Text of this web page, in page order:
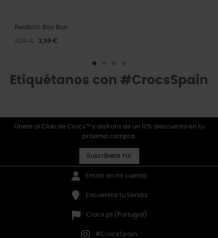
Realistic Bao Bun
4,99 € 3,99 €
Etiquétanos con #CrocsSpain
Únete al Club de Crocs™ y disfruta de un 10% descuento en tu
próxima compra.
Suscríbete Ya!
Entrar en mi cuenta
Encuentra tu tienda
Crocs.pt (Portugal)
#CrocsSpain